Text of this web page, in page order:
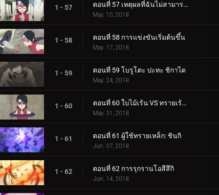
1 - 57 ตอนที่ 57 เหตุผลที่ฉันไม่สามารถสูญเสีย
May. 10, 2018
1 - 58 ตอนที่ 58 การแข่งขันเริ่มต้นขึ้น
May. 17, 2018
1 - 59 ตอนที่ 59 โบรูโตะ ปะทะ ชิกาได
May. 24, 2018
1 - 60 ตอนที่ 60 ใบไม้เร้น VS ทรายเร้นลับ
May. 31, 2018
1 - 61 ตอนที่ 61 ผู้ใช้ทรายเหล็ก: ชินกิ
Jun. 07, 2018
1 - 62 ตอนที่ 62 การรุกรานโอสึสึกิ
Jun. 14, 2018